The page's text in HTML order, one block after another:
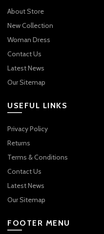
About Store
New Collection
Woman Dress
Contact Us
Latest News
Our Sitemap
USEFUL LINKS
Privacy Policy
Returns
Terms & Conditions
Contact Us
Latest News
Our Sitemap
FOOTER MENU